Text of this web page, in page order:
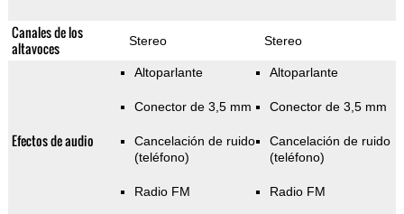
Canales de los
altavoces
Stereo Stereo
Efectos de audio
Altoparlante
Conector de 3,5 mm
Cancelación de ruido
(teléfono)
Radio FM
Altoparlante
Conector de 3,5 mm
Cancelación de ruido
(teléfono)
Radio FM